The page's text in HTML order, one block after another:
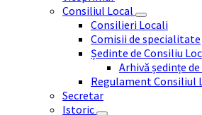
Consiliul Local
Consilieri Locali
Comisii de specialitate
Ședinte de Consiliu
Arhivă ședințe
Regulament Consiliul
Secretar
Istoric